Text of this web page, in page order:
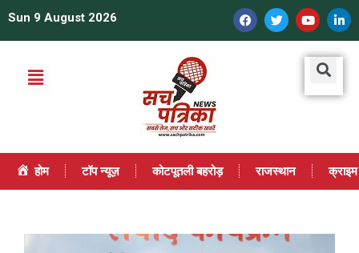
Sun 9 August 2026
होम टॉप न्यूज़ कोटपूतली बहरोड़ राजस्थान क्राइम